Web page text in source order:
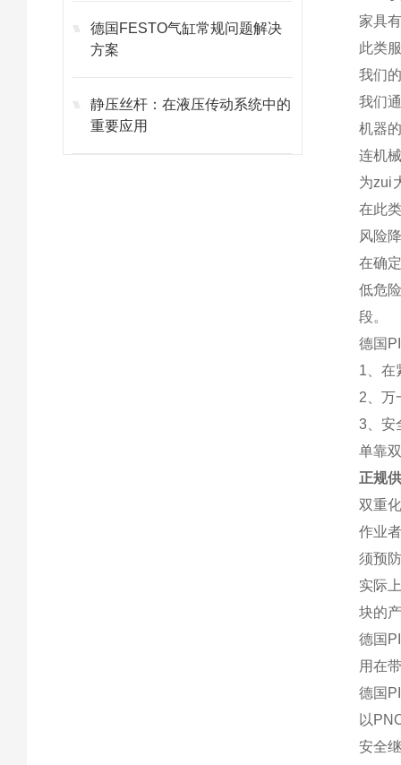
德国FESTO气缸常规问题解决
方案
静压丝杆：在液压传动系统中的
重要应用
家具
此类
我们
我们
机器
连机
为zui
在此
风险
在确
低危
段。
德国
1、在
2、万
3、安
单靠
正规
双重
作业
须预
实际
块的
德国
用在
德国
以
安全